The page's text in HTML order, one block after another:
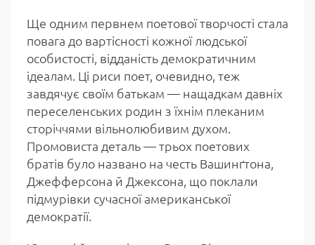
Ще одним первнем поетової творчості стала
повага до вартісності кожної людської
особистості, відданість демократичним
ідеалам. Ці риси поет, очевидно, теж
завдячує своїм батькам — нащадкам давніх
переселенських родин з їхнім плеканим
сторіччями вільнолюбивим духом.
Промовиста деталь — трьох поетових
братів було названо на честь Вашинґтона,
Джефферсона й Джексона, що поклали
підмурівки сучасної американської
демократії.